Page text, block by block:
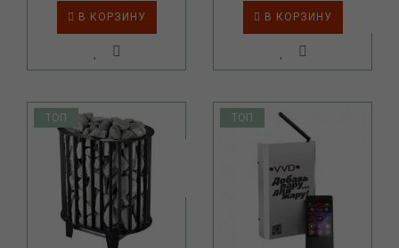
В КОРЗИНУ В КОРЗИНУ
ТОП ТОП